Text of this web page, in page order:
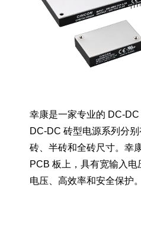
幸康是一家专业的 DC-
DC-DC 砖型电源系列分
砖、半砖和全砖尺寸。幸
PCB 板上，具有宽输入
电压、高效率和安全保护。